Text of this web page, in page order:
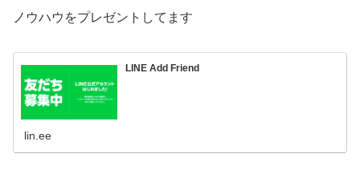
ノウハウをプレゼントしてます
LINE Add Friend
lin.ee